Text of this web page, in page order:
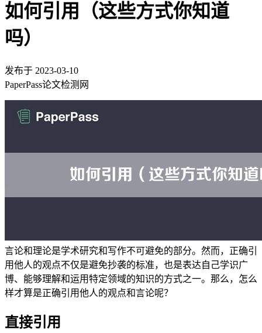
如何引用（这些方式你知道
吗）
发布于 2023-03-10
PaperPass论文检测网
言论和理论是学术研究和写作不可避免的部分。然而，正确引
用他人的观点不仅是避免抄袭的标准，也是表达自己学识广
博、能够理解和运用特定领域的知识的方式之一。那么，怎么
样才算是正确引用他人的观点和言论呢？
直接引用